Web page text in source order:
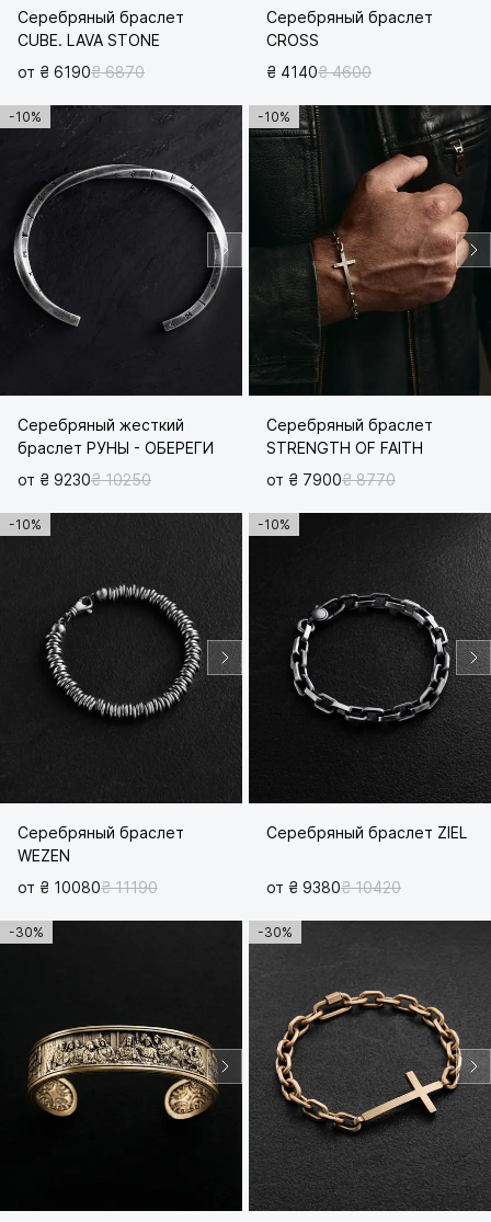
Серебряный браслет
CUBE. LAVA STONE
от ₴ 6190₴ 6870
Серебряный браслет
CROSS
₴ 4140₴ 4600
-10%
Серебряный жесткий
браслет РУНЫ - ОБЕРЕГИ
от ₴ 9230₴ 10250
-10%
Серебряный браслет
STRENGTH OF FAITH
от ₴ 7900₴ 8770
-10%
Серебряный браслет
WEZEN
от ₴ 10080₴ 11190
-10%
Серебряный браслет ZIEL
от ₴ 9380₴ 10420
-30% -30%